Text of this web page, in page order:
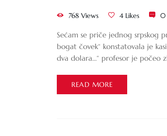
768 Views 4 Likes 0
Sećam se priče jednog srpskog
bogat čovek“ konstatovala je
dva dolara…“ profesor je počeo
READ MORE